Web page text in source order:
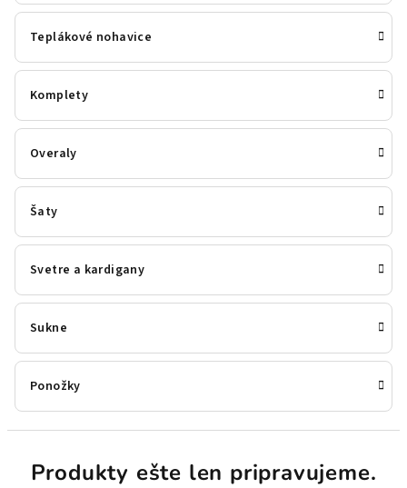
Teplákové nohavice
Komplety
Overaly
Šaty
Svetre a kardigany
Sukne
Ponožky
Produkty ešte len pripravujeme.